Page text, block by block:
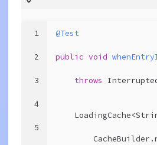
1
2
3
4
5
@Test
public void
throws